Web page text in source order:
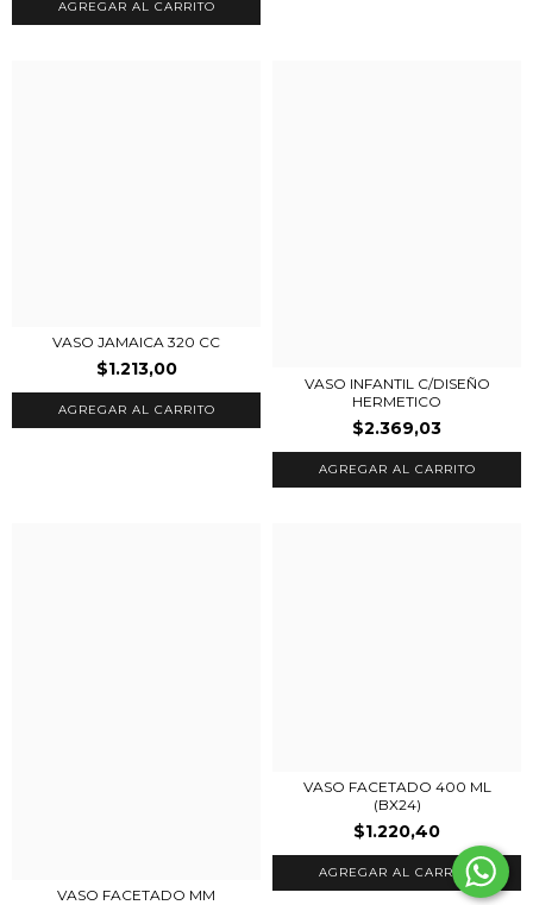
VASO JAMAICA 320 CC
$1.213,00
VASO INFANTIL C/DISEÑO
HERMETICO
$2.369,03
VASO FACETADO MM
VASO FACETADO 400 ML
(BX24)
$1.220,40